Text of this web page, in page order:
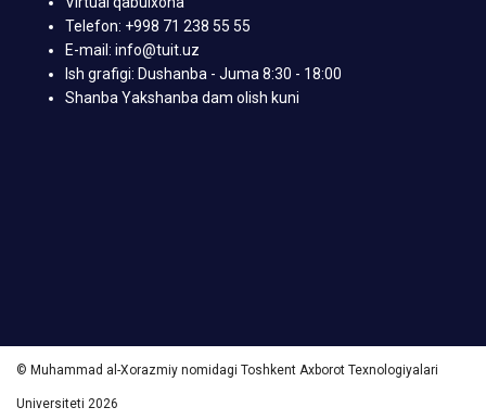
Telefon: +998 71 238 55 55
E-mail: info@tuit.uz
Ish grafigi: Dushanba - Juma 8:30 - 18:00
Shanba Yakshanba dam olish kuni
© Muhammad al-Xorazmiy nomidagi Toshkent Axborot Texnologiyalari
Universiteti 2026